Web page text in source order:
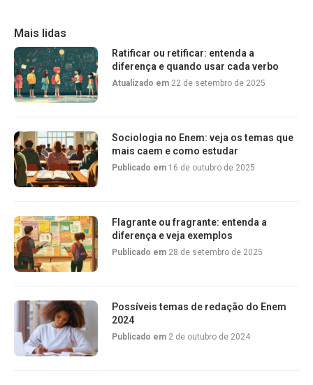
Mais lidas
Ratificar ou retificar: entenda a
diferença e quando usar cada verbo
Atualizado em 22 de setembro de 2025
Sociologia no Enem: veja os temas que
mais caem e como estudar
Publicado em 16 de outubro de 2025
Flagrante ou fragrante: entenda a
diferença e veja exemplos
Publicado em 28 de setembro de 2025
Possíveis temas de redação do Enem
2024
Publicado em 2 de outubro de 2024